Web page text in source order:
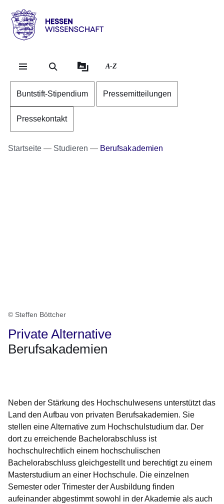
Hessen
Wissenschaft
A-Z
Buntstift-Stipendium Pressemitteilungen
Pressekontakt
Startseite Studieren Berufsakademien
© Steffen Böttcher
Private Alternative
Berufsakademien
Neben der Stärkung des Hochschulwesens unterstützt das
Land den Aufbau von privaten Berufsakademien. Sie
stellen eine Alternative zum Hochschulstudium dar. Der
dort zu erreichende Bachelorabschluss ist
hochschulrechtlich einem hochschulischen
Bachelorabschluss gleichgestellt und berechtigt zu einem
Masterstudium an einer Hochschule. Die einzelnen
Semester oder Trimester der Ausbildung finden
aufeinander abgestimmt sowohl in der Akademie als auch